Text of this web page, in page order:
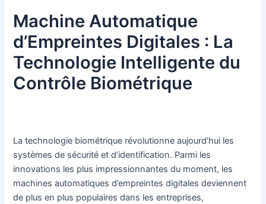
Machine Automatique
d’Empreintes Digitales : La
Technologie Intelligente du
Contrôle Biométrique
La technologie biométrique révolutionne aujourd’hui les
systèmes de sécurité et d’identification. Parmi les
innovations les plus impressionnantes du moment, les
machines automatiques d’empreintes digitales deviennent
de plus en plus populaires dans les entreprises,